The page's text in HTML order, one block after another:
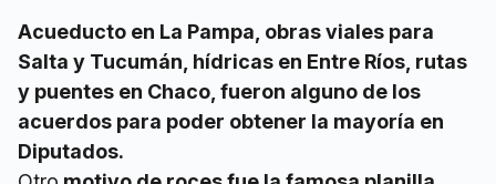
Acueducto en La Pampa, obras viales para
Salta y Tucumán, hídricas en Entre Ríos, rutas
y puentes en Chaco, fueron alguno de los
acuerdos para poder obtener la mayoría en
Diputados.